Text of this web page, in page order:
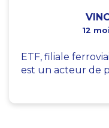
12
ETF, filiale
est un acteur de